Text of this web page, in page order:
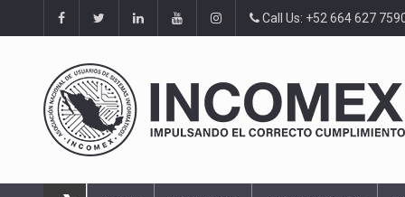
Call Us: +52 664 627